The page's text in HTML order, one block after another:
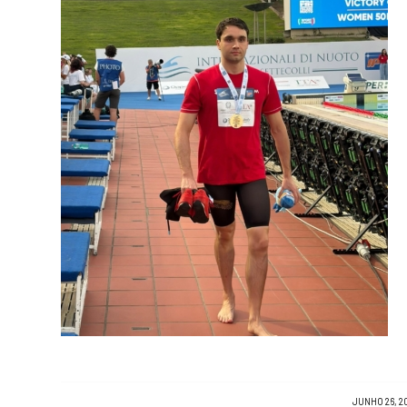
JUNHO 26,
/